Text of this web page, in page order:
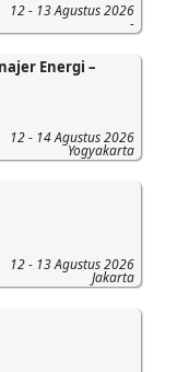
12 - 13 Agustus 2026
-
Energi –
12 - 14 Agustus 2026
Yogyakarta
12 - 13 Agustus 2026
Jakarta